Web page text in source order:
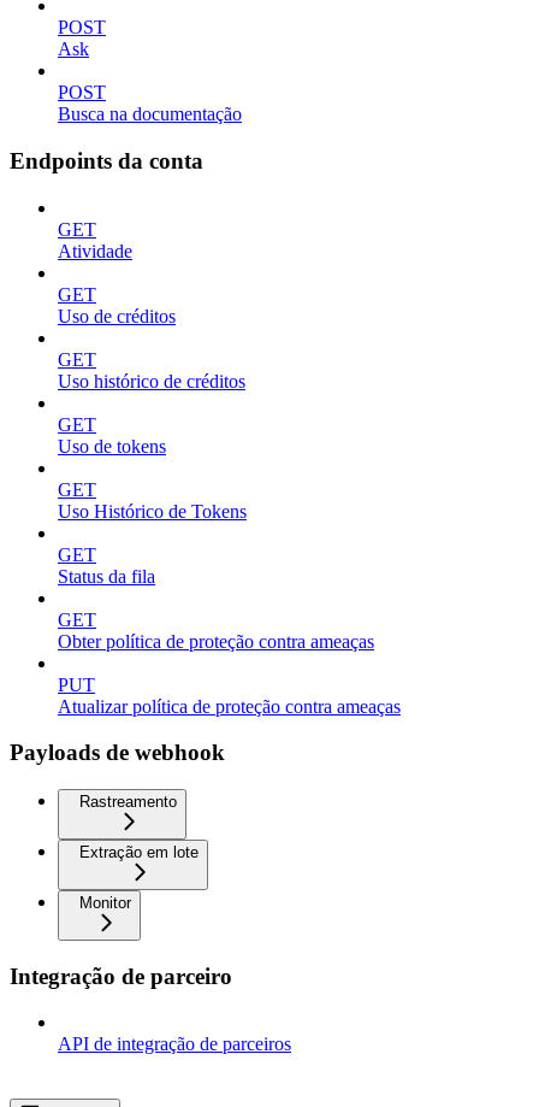
POST
Ask
POST
Busca na documentação
Endpoints da conta
GET
Atividade
GET
Uso de créditos
GET
Uso histórico de créditos
GET
Uso de tokens
GET
Uso Histórico de Tokens
GET
Status da fila
GET
Obter política de proteção contra ameaças
PUT
Atualizar política de proteção contra ameaças
Payloads de webhook
Rastreamento
Extração em lote
Monitor
Integração de parceiro
API de integração de parceiros